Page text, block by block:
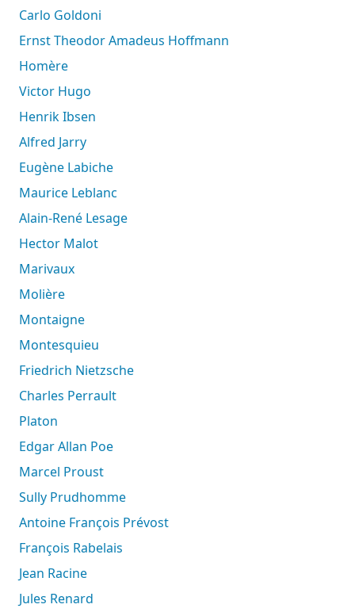
Carlo Goldoni
Ernst Theodor Amadeus Hoffmann
Homère
Victor Hugo
Henrik Ibsen
Alfred Jarry
Eugène Labiche
Maurice Leblanc
Alain-René Lesage
Hector Malot
Marivaux
Molière
Montaigne
Montesquieu
Friedrich Nietzsche
Charles Perrault
Platon
Edgar Allan Poe
Marcel Proust
Sully Prudhomme
Antoine François Prévost
François Rabelais
Jean Racine
Jules Renard